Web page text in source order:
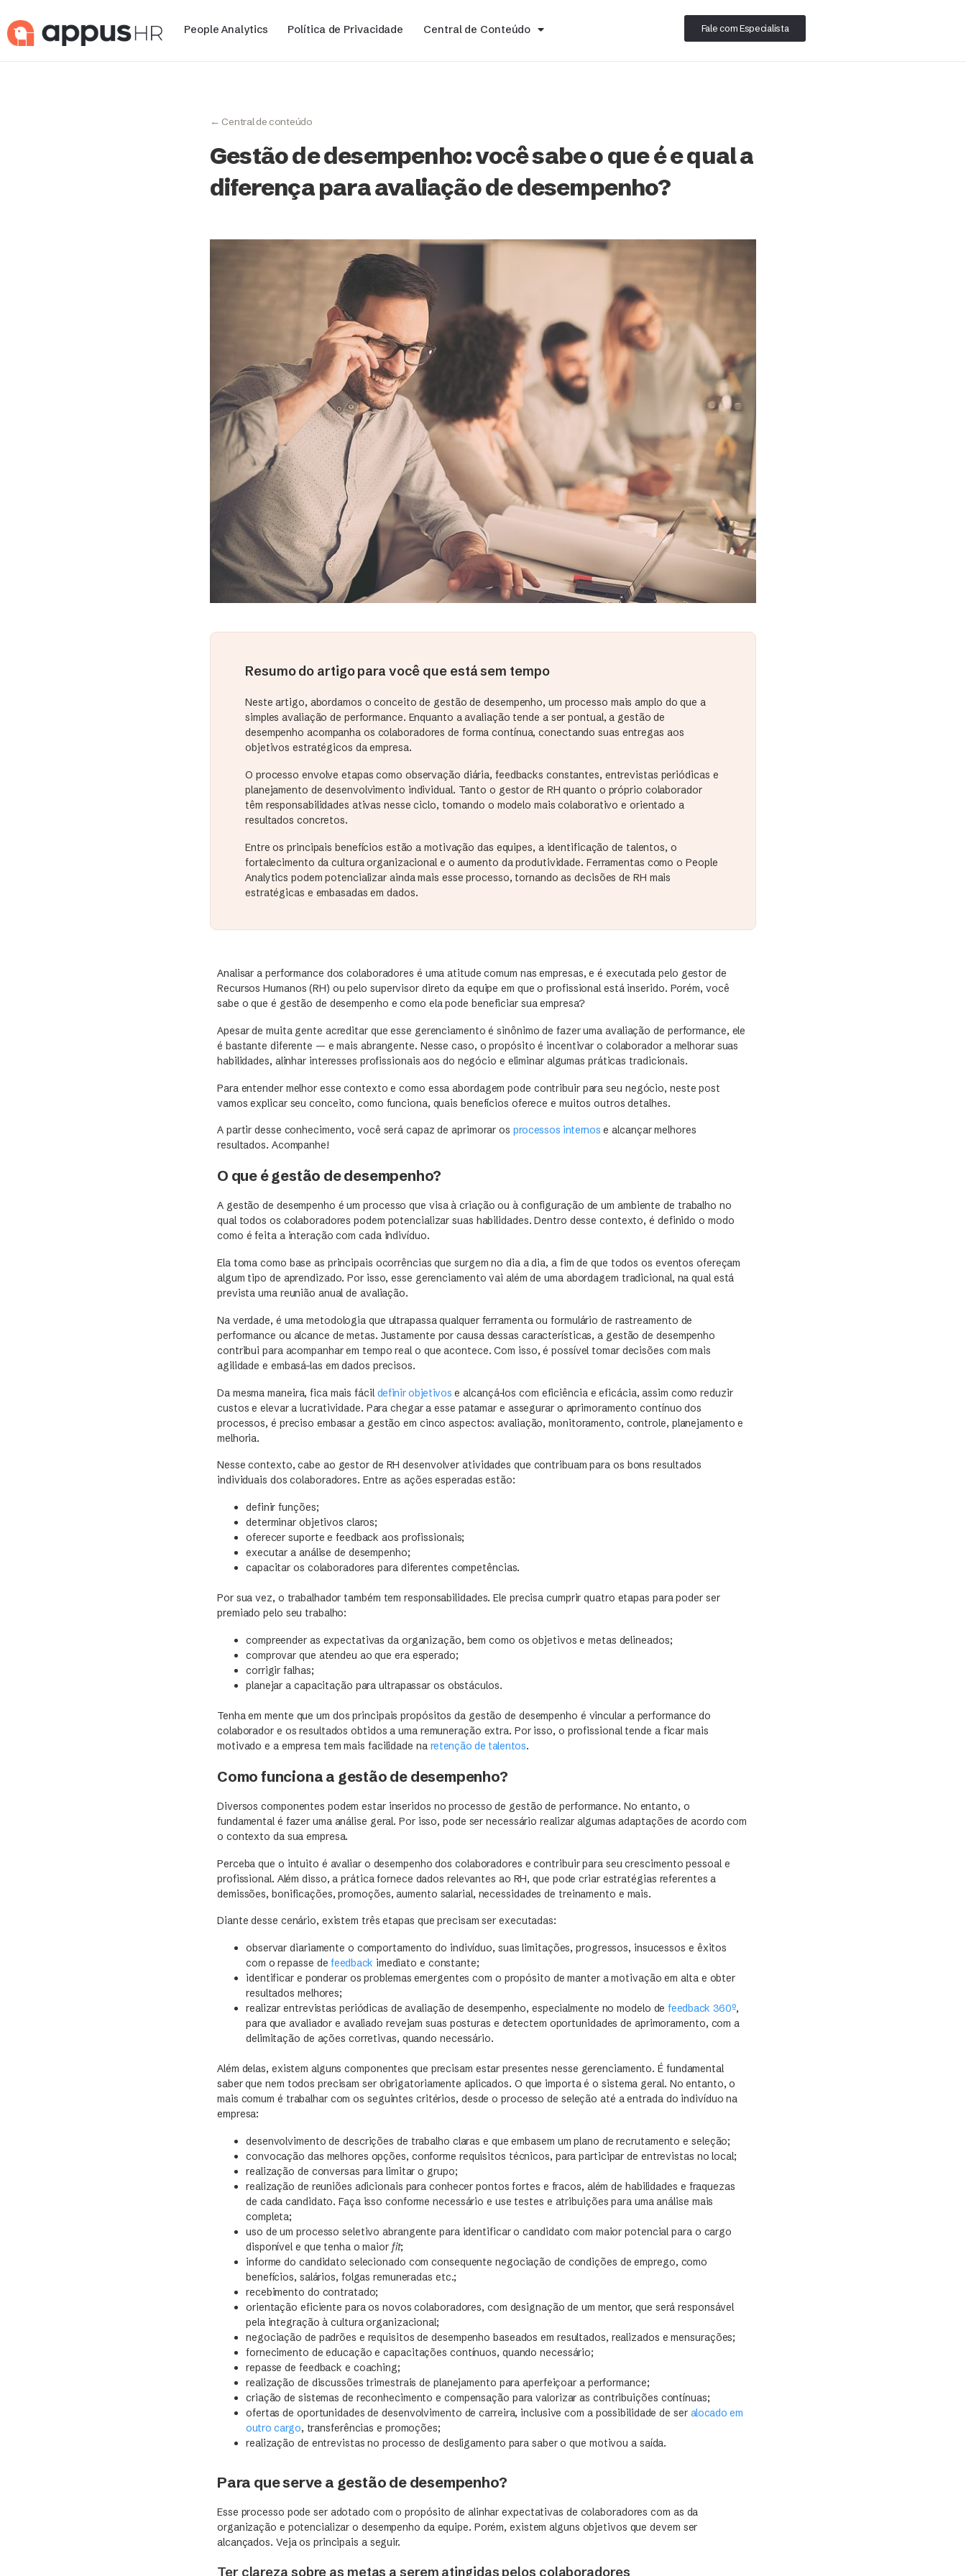
People Analytics Política de Privacidade Central de Conteúdo Fale com Especialista
← Central de conteúdo
Gestão de desempenho: você sabe o que é e qual a
diferença para avaliação de desempenho?
Resumo do artigo para você que está sem tempo
Neste artigo, abordamos o conceito de gestão de desempenho, um processo mais amplo do que a
simples avaliação de performance. Enquanto a avaliação tende a ser pontual, a gestão de
desempenho acompanha os colaboradores de forma contínua, conectando suas entregas aos
objetivos estratégicos da empresa.
O processo envolve etapas como observação diária, feedbacks constantes, entrevistas periódicas e
planejamento de desenvolvimento individual. Tanto o gestor de RH quanto o próprio colaborador
têm responsabilidades ativas nesse ciclo, tornando o modelo mais colaborativo e orientado a
resultados concretos.
Entre os principais benefícios estão a motivação das equipes, a identificação de talentos, o
fortalecimento da cultura organizacional e o aumento da produtividade. Ferramentas como o People
Analytics podem potencializar ainda mais esse processo, tornando as decisões de RH mais
estratégicas e embasadas em dados.
Analisar a performance dos colaboradores é uma atitude comum nas empresas, e é executada pelo gestor de
Recursos Humanos (RH) ou pelo supervisor direto da equipe em que o profissional está inserido. Porém, você
sabe o que é gestão de desempenho e como ela pode beneficiar sua empresa?
Apesar de muita gente acreditar que esse gerenciamento é sinônimo de fazer uma avaliação de performance, ele
é bastante diferente — e mais abrangente. Nesse caso, o propósito é incentivar o colaborador a melhorar suas
habilidades, alinhar interesses profissionais aos do negócio e eliminar algumas práticas tradicionais.
Para entender melhor esse contexto e como essa abordagem pode contribuir para seu negócio, neste post
vamos explicar seu conceito, como funciona, quais benefícios oferece e muitos outros detalhes.
A partir desse conhecimento, você será capaz de aprimorar os processos internos e alcançar melhores
resultados. Acompanhe!
O que é gestão de desempenho?
A gestão de desempenho é um processo que visa à criação ou à configuração de um ambiente de trabalho no
qual todos os colaboradores podem potencializar suas habilidades. Dentro desse contexto, é definido o modo
como é feita a interação com cada indivíduo.
Ela toma como base as principais ocorrências que surgem no dia a dia, a fim de que todos os eventos ofereçam
algum tipo de aprendizado. Por isso, esse gerenciamento vai além de uma abordagem tradicional, na qual está
prevista uma reunião anual de avaliação.
Na verdade, é uma metodologia que ultrapassa qualquer ferramenta ou formulário de rastreamento de
performance ou alcance de metas. Justamente por causa dessas características, a gestão de desempenho
contribui para acompanhar em tempo real o que acontece. Com isso, é possível tomar decisões com mais
agilidade e embasá-las em dados precisos.
Da mesma maneira, fica mais fácil definir objetivos e alcançá-los com eficiência e eficácia, assim como reduzir
custos e elevar a lucratividade. Para chegar a esse patamar e assegurar o aprimoramento contínuo dos
processos, é preciso embasar a gestão em cinco aspectos: avaliação, monitoramento, controle, planejamento e
melhoria.
Nesse contexto, cabe ao gestor de RH desenvolver atividades que contribuam para os bons resultados
individuais dos colaboradores. Entre as ações esperadas estão:
definir funções;
determinar objetivos claros;
oferecer suporte e feedback aos profissionais;
executar a análise de desempenho;
capacitar os colaboradores para diferentes competências.
Por sua vez, o trabalhador também tem responsabilidades. Ele precisa cumprir quatro etapas para poder ser
premiado pelo seu trabalho:
compreender as expectativas da organização, bem como os objetivos e metas delineados;
comprovar que atendeu ao que era esperado;
corrigir falhas;
planejar a capacitação para ultrapassar os obstáculos.
Tenha em mente que um dos principais propósitos da gestão de desempenho é vincular a performance do
colaborador e os resultados obtidos a uma remuneração extra. Por isso, o profissional tende a ficar mais
motivado e a empresa tem mais facilidade na retenção de talentos.
Como funciona a gestão de desempenho?
Diversos componentes podem estar inseridos no processo de gestão de performance. No entanto, o
fundamental é fazer uma análise geral. Por isso, pode ser necessário realizar algumas adaptações de acordo com
o contexto da sua empresa.
Perceba que o intuito é avaliar o desempenho dos colaboradores e contribuir para seu crescimento pessoal e
profissional. Além disso, a prática fornece dados relevantes ao RH, que pode criar estratégias referentes a
demissões, bonificações, promoções, aumento salarial, necessidades de treinamento e mais.
Diante desse cenário, existem três etapas que precisam ser executadas:
observar diariamente o comportamento do indivíduo, suas limitações, progressos, insucessos e êxitos
com o repasse defeedback imediato e constante;
identificar e ponderar os problemas emergentes com o propósito de manter a motivação em alta e obter
resultados melhores;
realizar entrevistas periódicas de avaliação de desempenho, especialmente no modelo defeedback 360º,
para que avaliador e avaliado revejam suas posturas e detectem oportunidades de aprimoramento, com a
delimitação de ações corretivas, quando necessário.
Além delas, existem alguns componentes que precisam estar presentes nesse gerenciamento. É fundamental
saber que nem todos precisam ser obrigatoriamente aplicados. O que importa é o sistema geral. No entanto, o
mais comum é trabalhar com os seguintes critérios, desde o processo de seleção até a entrada do indivíduo na
empresa:
desenvolvimento de descrições de trabalho claras e que embasem um plano de recrutamento e seleção;
convocação das melhores opções, conforme requisitos técnicos, para participar de entrevistas no local;
realização de conversas para limitar o grupo;
realização de reuniões adicionais para conhecer pontos fortes e fracos, além de habilidades e fraquezas
de cada candidato. Faça isso conforme necessário e use testes e atribuições para uma análise mais
completa;
uso de um processo seletivo abrangente para identificar o candidato com maior potencial para o cargo
disponível e que tenha o maior fit;
informe do candidato selecionado com consequente negociação de condições de emprego, como
benefícios, salários, folgas remuneradas etc.;
recebimento do contratado;
orientação eficiente para os novos colaboradores, com designação de um mentor, que será responsável
pela integração à cultura organizacional;
negociação de padrões e requisitos de desempenho baseados em resultados, realizados e mensurações;
fornecimento de educação e capacitações contínuos, quando necessário;
repasse de feedback e coaching;
realização de discussões trimestrais de planejamento para aperfeiçoar a performance;
criação de sistemas de reconhecimento e compensação para valorizar as contribuições contínuas;
ofertas de oportunidades de desenvolvimento de carreira, inclusive com a possibilidade de ser alocado em
outro cargo, transferências e promoções;
realização de entrevistas no processo de desligamento para saber o que motivou a saída.
Para que serve a gestão de desempenho?
Esse processo pode ser adotado com o propósito de alinhar expectativas de colaboradores com as da
organização e potencializar o desempenho da equipe. Porém, existem alguns objetivos que devem ser
alcançados. Veja os principais a seguir.
Ter clareza sobre as metas a serem atingidas pelos colaboradores